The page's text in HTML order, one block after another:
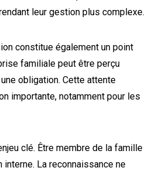
leur gestion plus complexe.
constitue également un point
familiale peut être perçu
obligation. Cette attente
importante, notamment pour les
clé. Être membre de la famille
La reconnaissance ne